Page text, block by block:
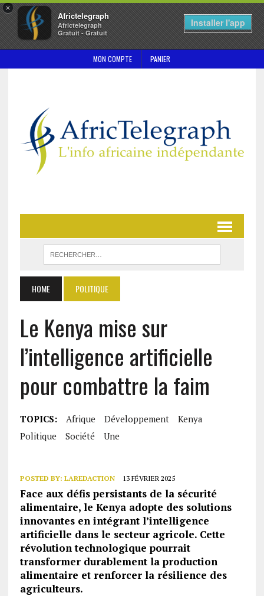
×
Africtelegraph
Africtelegraph
Gratuit - Gratuit
Installer l'app
MON COMPTE PANIER
HOME POLITIQUE
Le Kenya mise sur
l’intelligence artificielle
pour combattre la faim
TOPICS: Afrique Développement
Kenya
Politique
Société Une
POSTED BY: LAREDACTION 13 FÉVRIER 2025
Face aux défis persistants de la sécurité
alimentaire, le Kenya adopte des solutions
innovantes en intégrant l’intelligence
artificielle dans le secteur agricole. Cette
révolution technologique pourrait
transformer durablement la production
alimentaire et renforcer la résilience des
agriculteurs.